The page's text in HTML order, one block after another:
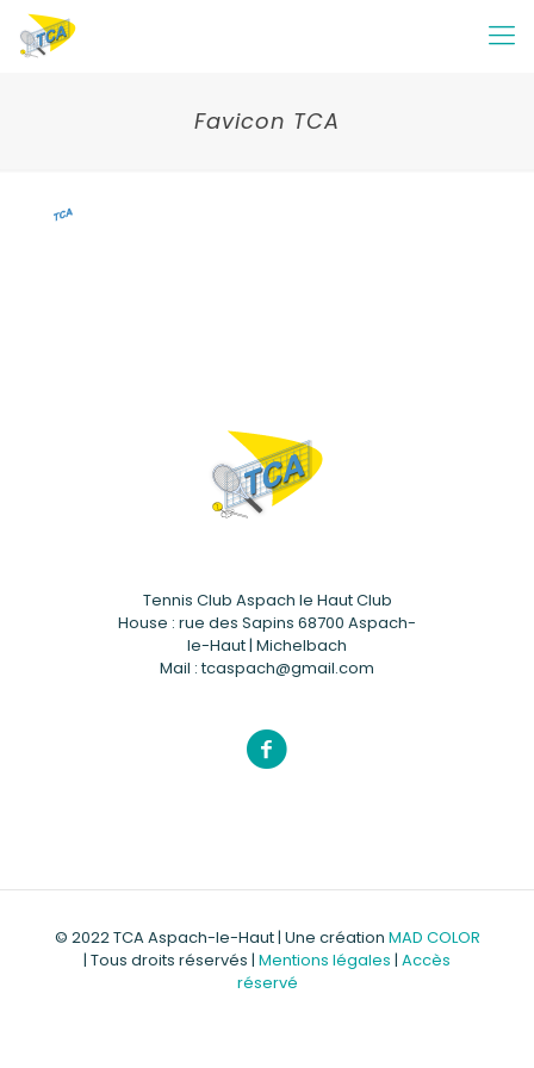
Favicon TCA
Tennis Club Aspach le Haut Club
House : rue des Sapins 68700 Aspach-
le-Haut | Michelbach
Mail : tcaspach@gmail.com
© 2022 TCA Aspach-le-Haut | Une création MAD COLOR
| Tous droits réservés | Mentions légales | Accès
réservé